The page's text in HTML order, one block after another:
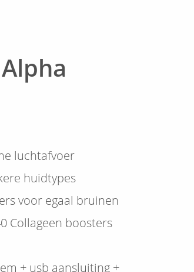
luchtafvoer
huidtypes
voor egaal bruinen
Collageen boosters
+ usb aansluiting +